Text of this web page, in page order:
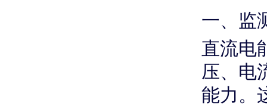
一、监
直流电
压、电
能力。